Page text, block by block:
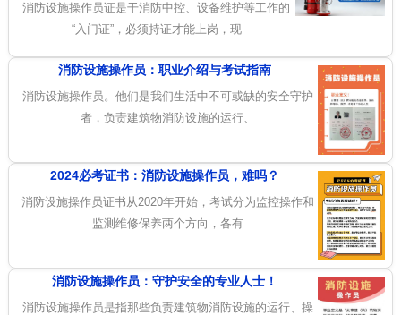
消防设施操作员证是干消防中控、设备维护等工作的
“入门证”，必须持证才能上岗，现
消防设施操作员：职业介绍与考试指南
消防设施操作员。他们是我们生活中不可或缺的安全守护
者，负责建筑物消防设施的运行、
2024必考证书：消防设施操作员，难吗？
消防设施操作员证书从2020年开始，考试分为监控操作和
监测维修保养两个方向，各有
消防设施操作员：守护安全的专业人士！
消防设施操作员是指那些负责建筑物消防设施的运行、操